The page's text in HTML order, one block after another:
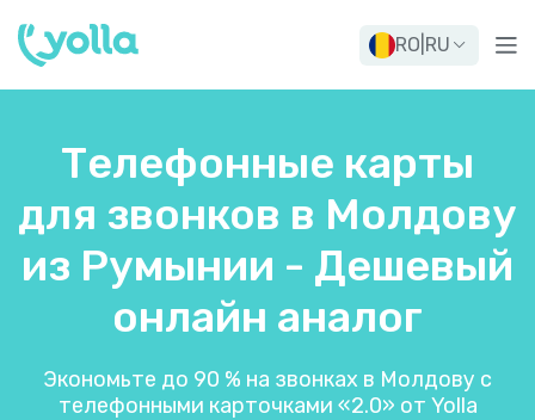
RO RU
Телефонные карты
для звонков в Молдову
из Румынии - Дешевый
онлайн аналог
Экономьте до 90 % на звонках в Молдову с
телефонными карточками «2.0» от Yolla